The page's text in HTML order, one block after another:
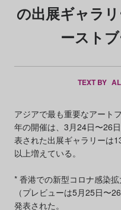
の出展ギャラ
ースト
TEXT BY
アジアで最も重要なアートフ
年の開催は、3月24日〜26
表された出展ギャラリーは
以上増えている。
* 香港での新型コロナ感染
（プレビューは5月25日〜
発表された。